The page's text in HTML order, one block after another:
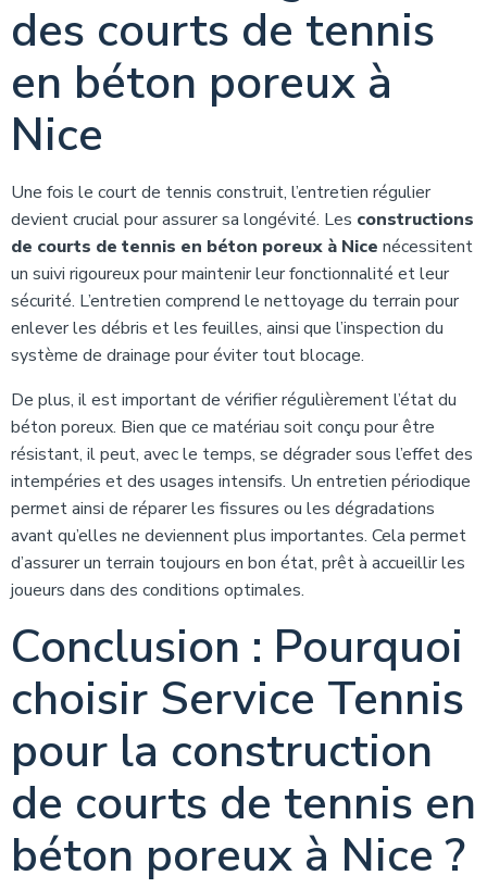
des courts de tennis
en béton poreux à
Nice
Une fois le court de tennis construit, l’entretien régulier
devient crucial pour assurer sa longévité. Les constructions
de courts de tennis en béton poreux à Nice nécessitent
un suivi rigoureux pour maintenir leur fonctionnalité et leur
sécurité. L’entretien comprend le nettoyage du terrain pour
enlever les débris et les feuilles, ainsi que l’inspection du
système de drainage pour éviter tout blocage.
De plus, il est important de vérifier régulièrement l’état du
béton poreux. Bien que ce matériau soit conçu pour être
résistant, il peut, avec le temps, se dégrader sous l’effet des
intempéries et des usages intensifs. Un entretien périodique
permet ainsi de réparer les fissures ou les dégradations
avant qu’elles ne deviennent plus importantes. Cela permet
d’assurer un terrain toujours en bon état, prêt à accueillir les
joueurs dans des conditions optimales.
Conclusion : Pourquoi
choisir Service Tennis
pour la construction
de courts de tennis en
béton poreux à Nice ?